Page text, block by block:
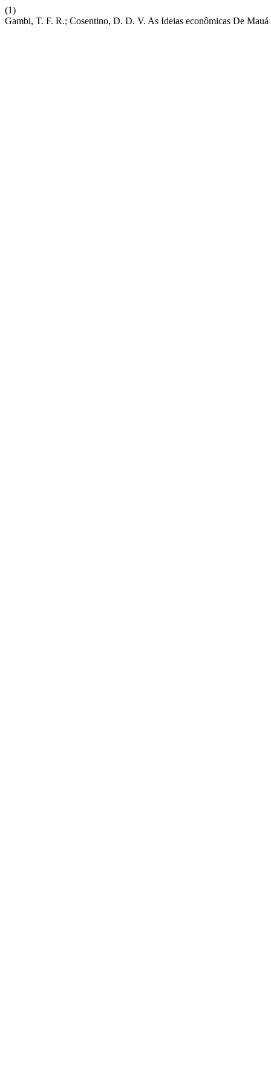
(1)
Gambi, T. F. R.; Cosentino, D. D. V. As Ideias econômicas De